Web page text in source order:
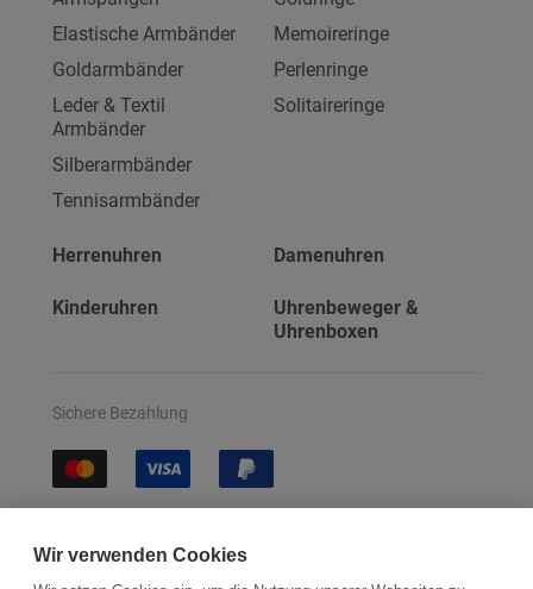
Elastische Armbänder
Goldarmbänder
Leder & Textil
Armbänder
Silberarmbänder
Tennisarmbänder
Memoireringe
Perlenringe
Solitaireringe
Herrenuhren Damenuhren
Kinderuhren
Uhrenbeweger &
Uhrenboxen
Sichere Bezahlung
Wir verwenden Cookies